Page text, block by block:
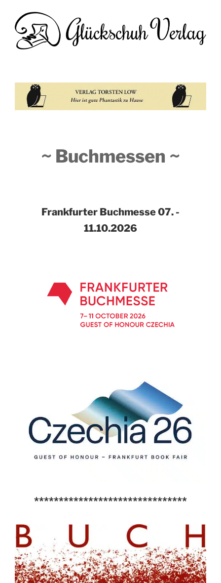
~ Buchmessen ~
Frankfurter Buchmesse07. -
11.10.2026
*******************************